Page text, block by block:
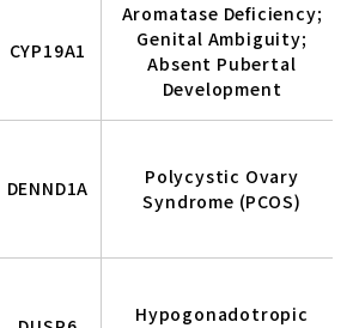
CYP19A1
Aromatase Deficiency;
Genital Ambiguity;
Absent Pubertal
Development
DENND1A
Polycystic Ovary
Syndrome (PCOS)
Hypogonadotropic